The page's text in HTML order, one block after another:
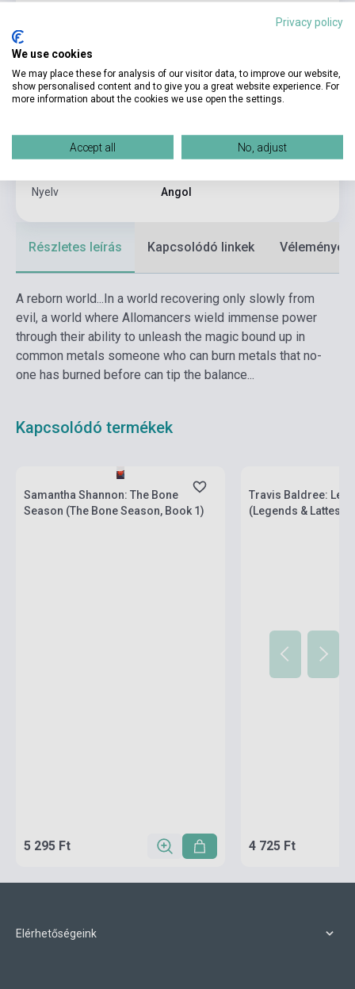
Oldalszám
Kötés Puhakötés
Kiadó GOLLANCZ
Kiadási év 2012
Formátum Könyv
Nyelv Angol
Részletes leírás Kapcsolódó linkek Vélemények
A reborn world... In a world recovering only slowly from
evil, a world where Allomancers wield immense power
through their ability to unleash the magic bound up in
common metals someone who can burn metals that no-
one has burned before can tip the balance...
Kapcsolódó termékek
Samantha Shannon: The Bone
Season (The Bone Season, Book 1)
5 295 Ft
Travis Baldree:
(Legends & Lattes,
4 725 Ft
Elérhetőségeink
Privacy policy
We use cookies
We may place these for analysis of our visitor data, to improve our website,
show personalised content and to give you a great website experience. For
more information about the cookies we use open the settings.
Accept all No, adjust